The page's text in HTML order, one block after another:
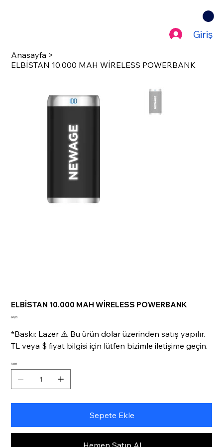
Giriş
Anasayfa >
ELBİSTAN 10.000 MAH WİRELESS POWERBANK
ELBİSTAN 10.000 MAH WİRELESS POWERBANK
Fiyat
₺0,00
*Baskı: Lazer ⚠️ Bu ürün dolar üzerinden satış yapılır.
TL veya $ fiyat bilgisi için lütfen bizimle iletişime geçin.
Adet
Sepete Ekle
Hemen Satın Al